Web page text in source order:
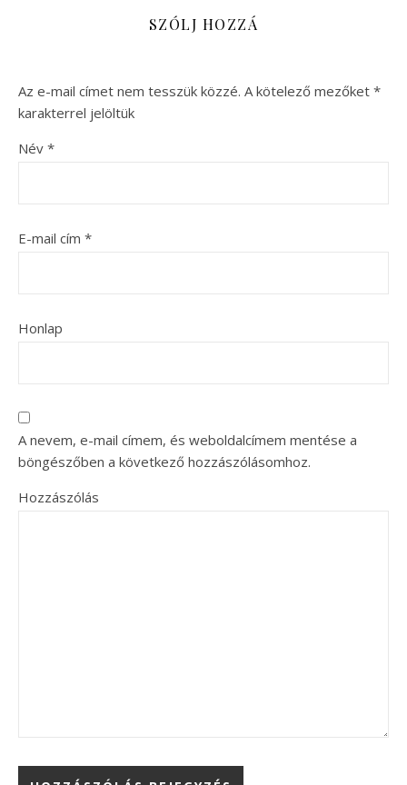
SZÓLJ HOZZÁ
Az e-mail címet nem tesszük közzé. A kötelező mezőket *
karakterrel jelöltük
Név *
E-mail cím *
Honlap
A nevem, e-mail címem, és weboldalcímem mentése a
böngészőben a következő hozzászólásomhoz.
Hozzászólás